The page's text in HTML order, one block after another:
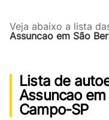
Veja abaixo a lista
Assuncao em São
Lista de
Assuncao
Campo-SP